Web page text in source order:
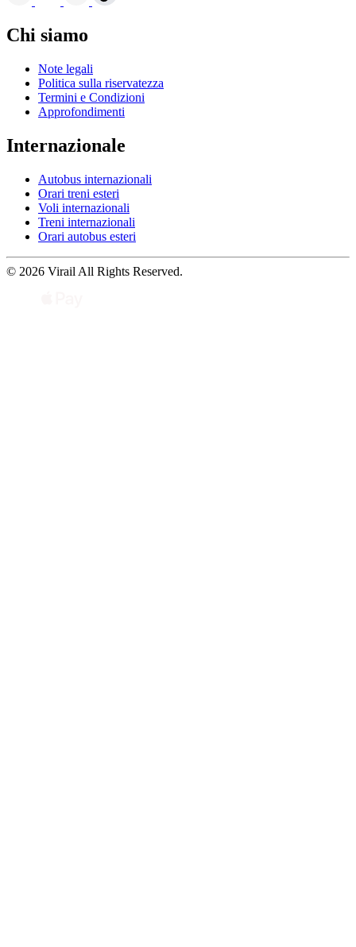
Chi siamo
Note legali
Politica sulla riservatezza
Termini e Condizioni
Approfondimenti
Internazionale
Autobus internazionali
Orari treni esteri
Voli internazionali
Treni internazionali
Orari autobus esteri
© 2026 Virail All Rights Reserved.